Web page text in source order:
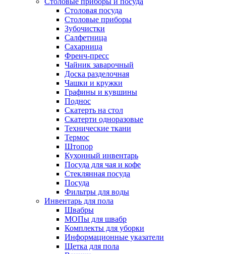
Столовая посуда
Столовые приборы
Зубочистки
Салфетница
Сахарница
Френч-пресс
Чайник заварочный
Доска разделочная
Чашки и кружки
Графины и кувшины
Поднос
Скатерть на стол
Скатерти одноразовые
Технические ткани
Термос
Штопор
Кухонный инвентарь
Посуда для чая и кофе
Стеклянная посуда
Посуда
Фильтры для воды
Инвентарь для пола
Швабры
МОПы для швабр
Комплекты для уборки
Информационные указатели
Щетка для пола